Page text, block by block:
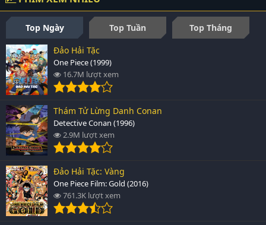
Top Ngày Top Tuần
Top Tháng
Đảo Hải Tặc
One Piece (1999)
16.7M lượt xem
Thám Tử Lừng Danh Conan
Detective Conan (1996)
2.9M lượt xem
Đảo Hải Tặc: Vàng
One Piece Film: Gold (2016)
761.3K lượt xem